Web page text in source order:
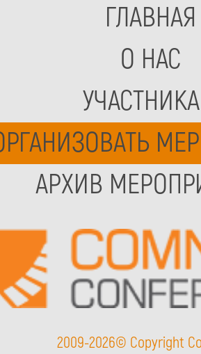
2009-2026© Copyright
ГЛАВНАЯ
О НАС
АРХИВ